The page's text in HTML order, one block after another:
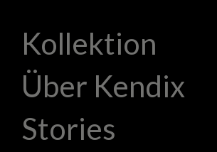
Kollektion
Über Kendix
Stories